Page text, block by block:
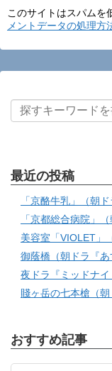
このサイトはスパムを
メントデータの処理
最近の投稿
「京酪牛乳」（朝
「京都総合病院」
美容室「VIOLET」
御蔭橋（朝ドラ『あ
夜ドラ『ミッドナイ
賤ヶ岳の七本槍（朝
おすすめ記事